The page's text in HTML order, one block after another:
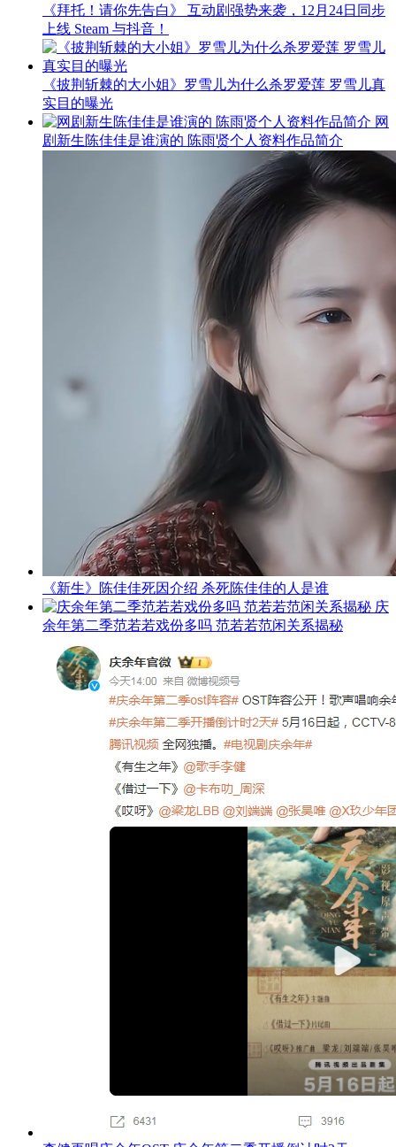
《拜托！请你先告白》 互动剧强势来袭，12月24日同步
上线 Steam 与抖音！
《披荆斩棘的大小姐》罗雪儿为什么杀罗爱莲 罗雪儿真
实目的曝光
网
剧新生陈佳佳是谁演的 陈雨贤个人资料作品简介
《新生》陈佳佳死因介绍 杀死陈佳佳的人是谁
庆
余年第二季范若若戏份多吗 范若若范闲关系揭秘